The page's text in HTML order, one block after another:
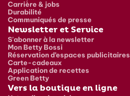
Carrière & jobs
Durabilité
Communiqués de presse
Newsletter et Service
S'abonner à la newsletter
Mon Betty Bossi
Réservation d’espaces publicitaires
Carte-cadeaux
Application de recettes
Green Betty
Vers la boutique en ligne